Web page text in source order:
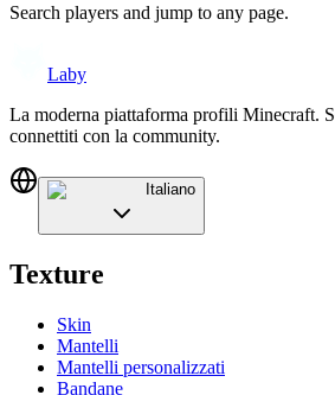
Search players and jump to any page.
Laby
La moderna piattaforma profili Minecraft.
connettiti con la community.
Italiano
Texture
Skin
Mantelli
Mantelli personalizzati
Bandane